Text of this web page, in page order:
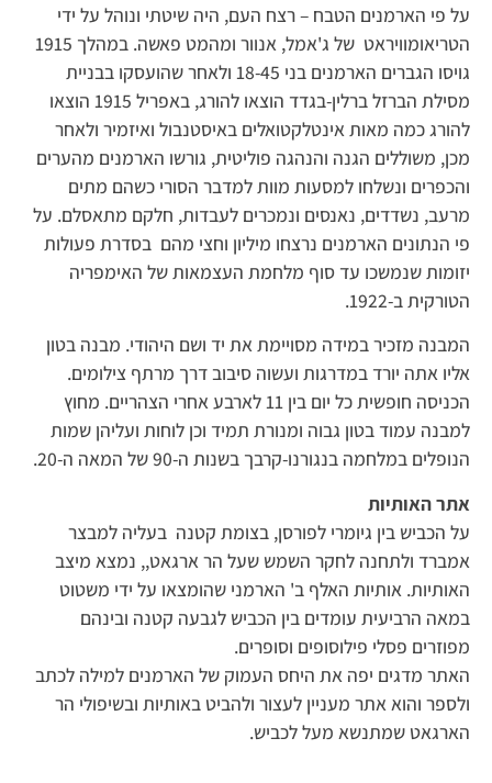
על פי הארמנים הטבח – רצח העם, היה שיטתי ונוהל על ידי
הטריאומוויראט של ג'אמל, אנוור ומהמט פאשה. במהלך 1915
גויסו הגברים הארמנים בני 18-45 ולאחר שהועסקו בבניית
מסילת הברזל ברלין-בגדד הוצאו להורג, באפריל 1915 הוצאו
להורג כמה מאות אינטלקטואלים באיסטנבול ואיזמיר ולאחר
מכן, משוללים הגנה והנהגה פוליטית, גורשו הארמנים מהערים
והכפרים ונשלחו למסעות מוות למדבר הסורי כשהם מתים
מרעב, נשדדים, נאנסים ונמכרים לעבדות, חלקם מתאסלם. על
פי הנתונים הארמנים נרצחו מיליון וחצי מהם בסדרת פעולות
יזומות שנמשכו עד סוף מלחמת העצמאות של האימפריה
הטורקית ב-1922.
המבנה מזכיר במידה מסויימת את יד ושם היהודי. מבנה בטון
אליו אתה יורד במדרגות ועשוה סיבוב דרך מרתף צילומים.
הכניסה חופשית כל יום בין 11 לארבע אחרי הצהריים. מחוץ
למבנה עמוד בטון גבוה ומנורת תמיד וכן לוחות ועליהן שמות
הנופלים במלחמה בנגורנו-קרבך בשנות ה-90 של המאה ה-20.
אתר האותיות
על הכביש בין גיומרי לפורסן, בצומת קטנה בעליה למבצר
אמברד ולתחנה לחקר השמש שעל הר ארגאט,, נמצא מיצב
האותיות. אותיות האלף ב' הארמני שהומצאו על ידי משטוט
במאה הרביעית עומדים בין הכביש לגבעה קטנה ובינהם
מפוזרים פסלי פילוסופים וסופרים.
האתר מדגים יפה את היחס העמוק של הארמנים למילה לכתב
ולספר והוא אתר מעניין לעצור ולהביט באותיות ובשיפולי הר
הארגאט שמתנשא מעל לכביש.